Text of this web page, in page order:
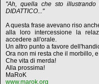
"Ah, quella che sto illustrando
DIDATTICO..."
A questa frase avevano riso
alla loro intercessione la
accedere all'orale.
Un altro punto a favore
Ora non mi resta che il morbillo,
Che vita di merda!
Alla prossima!
MaRoK
www.marok.org